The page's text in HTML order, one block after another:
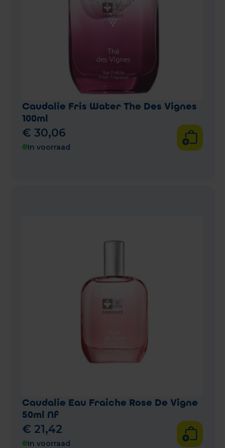
Caudalie Fris Water The Des Vignes
100ml
€ 30,06
In voorraad
Caudalie Eau Fraiche Rose De Vigne
50ml Nf
€ 21,42
In voorraad